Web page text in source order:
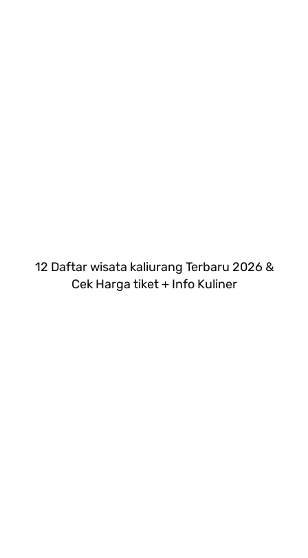
12 Daftar wisata kaliurang Terbaru 2026 &
Cek Harga tiket + Info Kuliner